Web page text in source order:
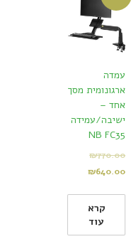
עמדה
ארגונומית מסך
אחד –
ישיבה/עמידה
NB FC35
₪770.00
₪640.00
קרא
עוד